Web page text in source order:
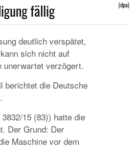
fällig (dpa)
deutlich verspätet,
sich nicht auf
unerwartet verzögert.
berichtet die Deutsche
15 (83)) hatte die
Der Grund: Der
Maschine vor dem
EUROPA
DAS PROGRAMM DER KIELER WOCHE 2024:
EIN FEST FÜR ALLE SINNE